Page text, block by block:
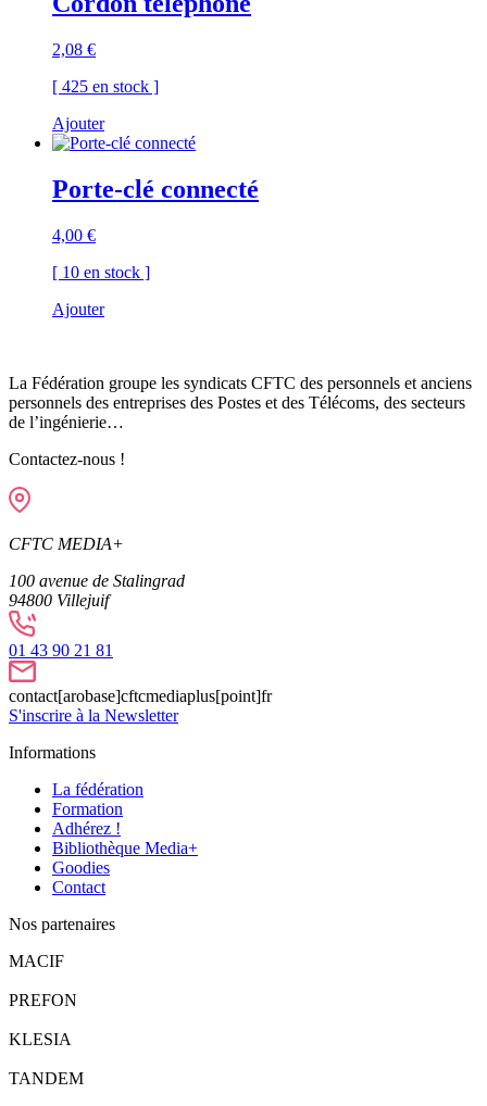
2,08 €
[ 425 en stock ]
Ajouter
Porte-clé connecté
4,00 €
[ 10 en stock ]
Ajouter
La Fédération groupe les syndicats CFTC des personnels et anciens
personnels des entreprises des Postes et des Télécoms, des secteurs
de l’ingénierie…
Contactez-nous !
CFTC MEDIA+
100 avenue de Stalingrad
94800 Villejuif
01 43 90 21 81
contact[arobase]cftcmediaplus[point]fr
S'inscrire à la Newsletter
Informations
La fédération
Formation
Adhérez !
Bibliothèque Media+
Goodies
Contact
Nos partenaires
MACIF
PREFON
KLESIA
TANDEM